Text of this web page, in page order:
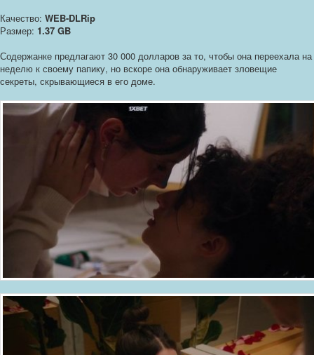
Качество: WEB-DLRip
Размер: 1.37 GB
Содержанке предлагают 30 000 долларов за то, чтобы она переехала на
неделю к своему папику, но вскоре она обнаруживает зловещие
секреты, скрывающиеся в его доме.